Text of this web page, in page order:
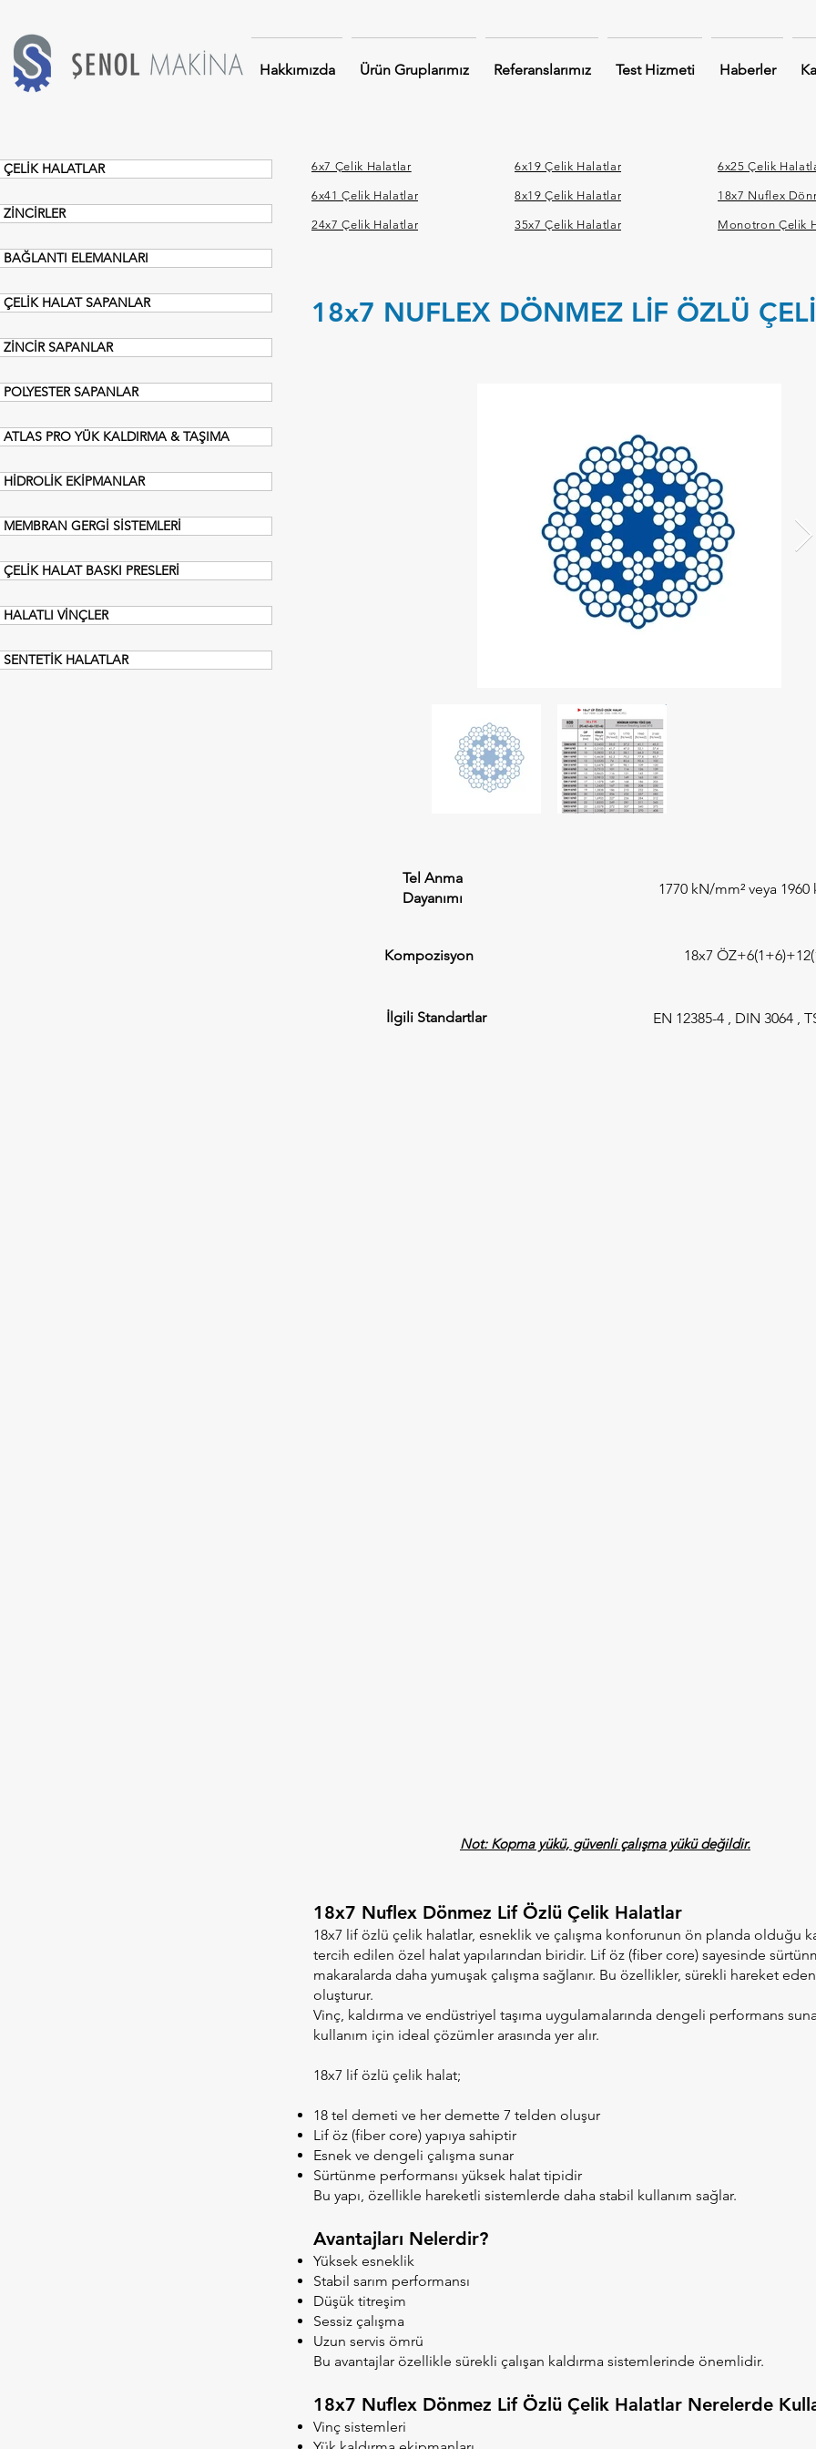
Hakkımızda Ürün Gruplarımız Referanslarımız Test Hizmeti Haberler
ÇELİK HALATLAR
ZİNCİRLER
BAĞLANTI ELEMANLARI
ÇELİK HALAT SAPANLAR
ZİNCİR SAPANLAR
POLYESTER SAPANLAR
ATLAS PRO YÜK KALDIRMA & TAŞIMA
HİDROLİK EKİPMANLAR
MEMBRAN GERGİ SİSTEMLERİ
ÇELİK HALAT BASKI PRESLERİ
HALATLI VİNÇLER
SENTETİK HALATLAR
6x7 Çelik Halatlar
6x41 Çelik Halatlar
24x7 Çelik Halatlar
6x19 Çelik Halatlar
8x19 Çelik Halatlar
35x7 Çelik Halatlar
6x25 Çelik
18x7 Nuflex
Monotron Çelik
18x7 NUFLEX DÖNMEZ LİF ÖZLÜ
Tel Anma
Dayanımı
Kompozisyon
İlgili Standartlar
1770 kN/mm² veya 1960
18x7
EN 12385-4 , DIN 3064 ,
Not: Kopma yükü, güvenli çalışma yükü değildir.
18x7 Nuflex Dönmez Lif Özlü Çelik Halatlar
18x7 lif özlü çelik halatlar, esneklik ve çalışma konforunun ön planda olduğu
tercih edilen özel halat yapılarından biridir. Lif öz (fiber core) sayesinde
makaralarda daha yumuşak çalışma sağlanır. Bu özellikler, sürekli hareket
oluşturur.
Vinç, kaldırma ve endüstriyel taşıma uygulamalarında dengeli performans
kullanım için ideal çözümler arasında yer alır.
18x7 lif özlü çelik halat;
18 tel demeti ve her demette 7 telden oluşur
Lif öz (fiber core) yapıya sahiptir
Esnek ve dengeli çalışma sunar
Sürtünme performansı yüksek halat tipidir
Bu yapı, özellikle hareketli sistemlerde daha stabil kullanım sağlar.
Avantajları Nelerdir?
Yüksek esneklik
Stabil sarım performansı
Düşük titreşim
Sessiz çalışma
Uzun servis ömrü
Bu avantajlar özellikle sürekli çalışan kaldırma sistemlerinde önemlidir.
18x7 Nuflex Dönmez Lif Özlü Çelik Halatlar Nerelerde
Vinç sistemleri